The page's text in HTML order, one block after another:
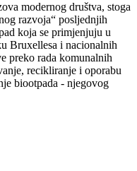
modernog društva, stoga
razvoja“ posljednjih
koja se primjenjuju u
Bruxellesa i nacionalnih
preko rada komunalnih
recikliranje i oporabu
biootpada - njegovog